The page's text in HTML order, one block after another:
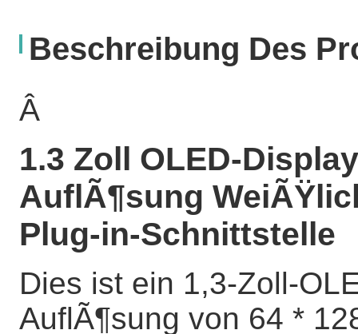
Beschreibung Des
Â
1.3 Zoll OLED-
AuflÃ¶sung
Plug-in-Schnittstelle
Dies ist ein 1,3-Zoll-
AuflÃ¶sung von 64 *